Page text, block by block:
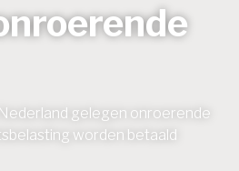
gelegen onroerende
worden betaald